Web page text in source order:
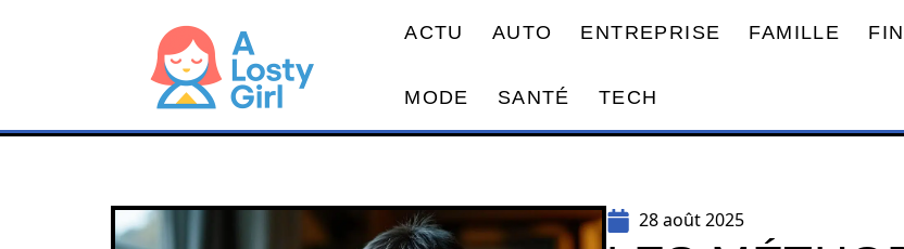
ACTU AUTO ENTREPRISE FAMILLE
MODE SANTÉ TECH
28 août 2025